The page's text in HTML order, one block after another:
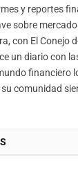
y reportes
sobre
con El Conejo
un diario con
financiero
comunidad